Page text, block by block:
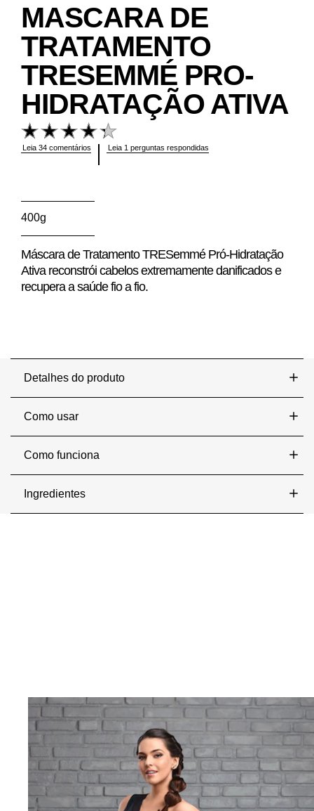
MASCARA DE
TRATAMENTO
TRESEMMÉ PRO-
HIDRATAÇÃO ATIVA
classificação
média
deste
Hidratação
Ativa
é
5
de
34
classificações.
Leia 34 comentários Leia 1 perguntas respondidas
400g
Máscara de Tratamento TRESemmé Pró-Hidratação
Ativa reconstrói cabelos extremamente danificados e
recupera a saúde fio a fio.
Detalhes do produto
Como usar
Como funciona
Ingredientes